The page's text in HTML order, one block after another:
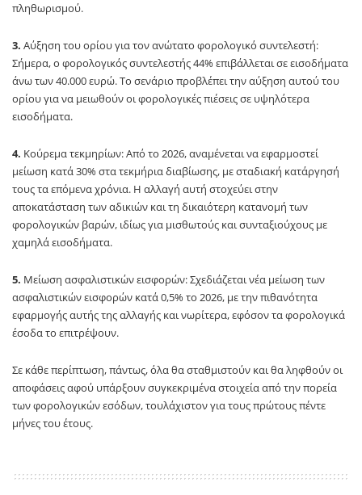
πληθωρισμού.
3. Αύξηση του ορίου για τον ανώτατο φορολογικό συντελεστή:
Σήμερα, ο φορολογικός συντελεστής 44% επιβάλλεται σε εισοδήματα
άνω των 40.000 ευρώ. Το σενάριο προβλέπει την αύξηση αυτού του
ορίου για να μειωθούν οι φορολογικές πιέσεις σε υψηλότερα
εισοδήματα.
4. Κούρεμα τεκμηρίων: Από το 2026, αναμένεται να εφαρμοστεί
μείωση κατά 30% στα τεκμήρια διαβίωσης, με σταδιακή κατάργησή
τους τα επόμενα χρόνια. Η αλλαγή αυτή στοχεύει στην
αποκατάσταση των αδικιών και τη δικαιότερη κατανομή των
φορολογικών βαρών, ιδίως για μισθωτούς και συνταξιούχους με
χαμηλά εισοδήματα.
5. Μείωση ασφαλιστικών εισφορών: Σχεδιάζεται νέα μείωση των
ασφαλιστικών εισφορών κατά 0,5% το 2026, με την πιθανότητα
εφαρμογής αυτής της αλλαγής και νωρίτερα, εφόσον τα φορολογικά
έσοδα το επιτρέψουν.
Σε κάθε περίπτωση, πάντως, όλα θα σταθμιστούν και θα ληφθούν οι
αποφάσεις αφού υπάρξουν συγκεκριμένα στοιχεία από την πορεία
των φορολογικών εσόδων, τουλάχιστον για τους πρώτους πέντε
μήνες του έτους.